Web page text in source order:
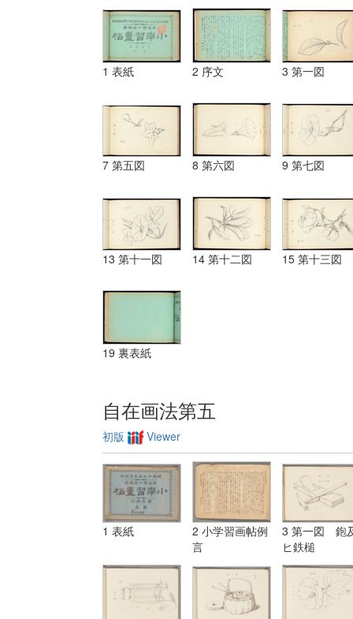
1 表紙 2 序文 3 第一図
7 第五図 8 第六図 9 第七図
13 第十一図 14 第十二図 15 第十三図
19 裏表紙
自在画法第五
初版 Viewer
1 表紙
2 小学習画帖例
言
3 第一図 鉋
ヒ鉄槌